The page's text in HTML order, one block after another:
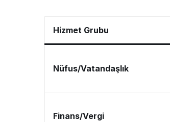
Hizmet Grubu
Nüfus/Vatandaşlık
Finans/Vergi